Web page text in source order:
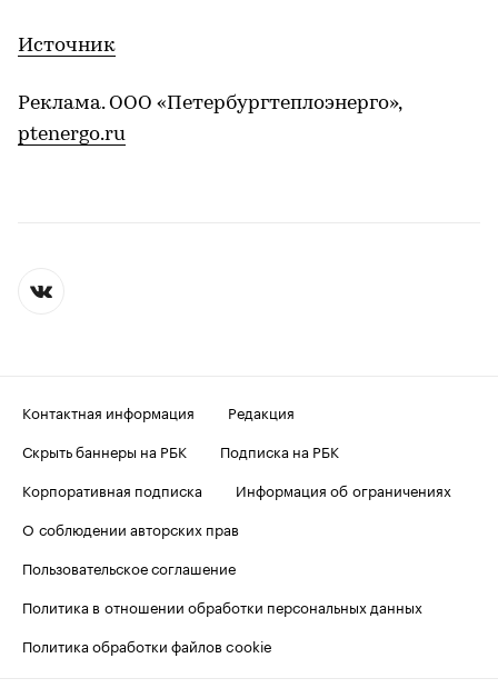
Источник
Реклама. ООО «Петербургтеплоэнерго»,
ptenergo.ru
Контактная информация
Редакция
Скрыть баннеры на РБК
Подписка на РБК
Корпоративная подписка
Информация об ограничениях
О соблюдении авторских прав
Пользовательское соглашение
Политика в отношении обработки персональных данных
Политика обработки файлов cookie